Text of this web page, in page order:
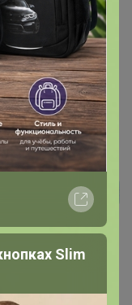
необычный
в 4 недели
Реклама
Slim